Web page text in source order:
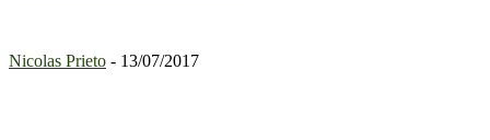
Nicolas Prieto - 13/07/2017